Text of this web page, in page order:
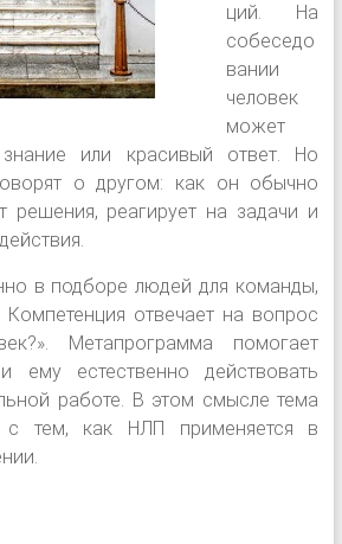
ций. На
собеседо
вании
человек
может
или красивый ответ. Но
о другом: как он обычно
решения, реагирует на задачи и
в подборе людей для команды,
Компетенция отвечает на вопрос
Метапрограмма помогает
ему естественно действовать
работе. В этом смысле тема
с тем, как НЛП применяется в